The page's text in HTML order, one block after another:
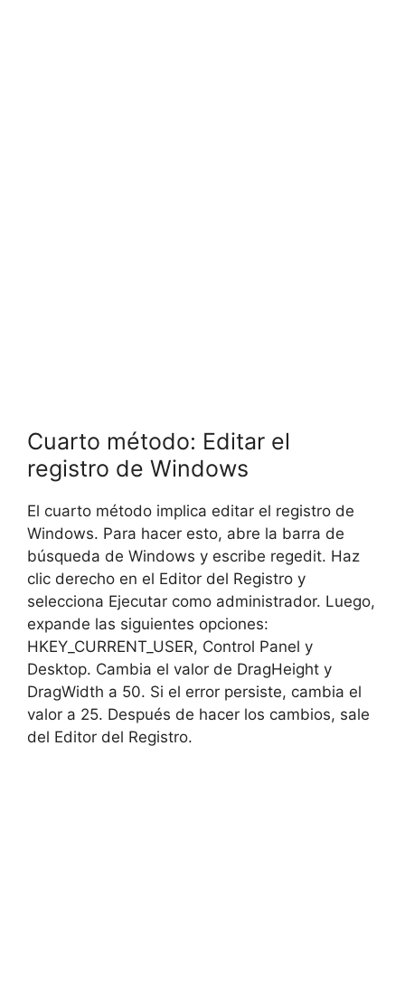
Cuarto método: Editar el
registro de Windows
El cuarto método implica editar el registro de
Windows. Para hacer esto, abre la barra de
búsqueda de Windows y escribe regedit. Haz
clic derecho en el Editor del Registro y
selecciona Ejecutar como administrador. Luego,
expande las siguientes opciones:
HKEY_CURRENT_USER, Control Panel y
Desktop. Cambia el valor de DragHeight y
DragWidth a 50. Si el error persiste, cambia el
valor a 25. Después de hacer los cambios, sale
del Editor del Registro.